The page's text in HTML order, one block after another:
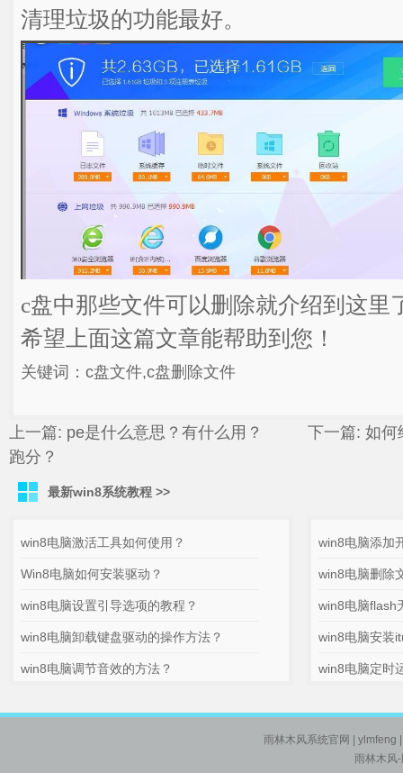
清理垃圾的功能最好。
c盘中那些文件可以删除就介绍到这里
希望上面这篇文章能帮助到您！
关键词：c盘文件,c盘删除文件
上一篇: pe是什么意思？有什么用？ 下一篇: 如何
跑分？
最新win8系统教程 >>
win8电脑激活工具如何使用？
Win8电脑如何安装驱动？
win8电脑设置引导选项的教程？
win8电脑卸载键盘驱动的操作方法？
win8电脑调节音效的方法？
win8电脑添加
win8电脑删除
win8电脑flash
win8电脑安装
win8电脑定时
雨林木风系统官网
| ylmfeng
雨林木风